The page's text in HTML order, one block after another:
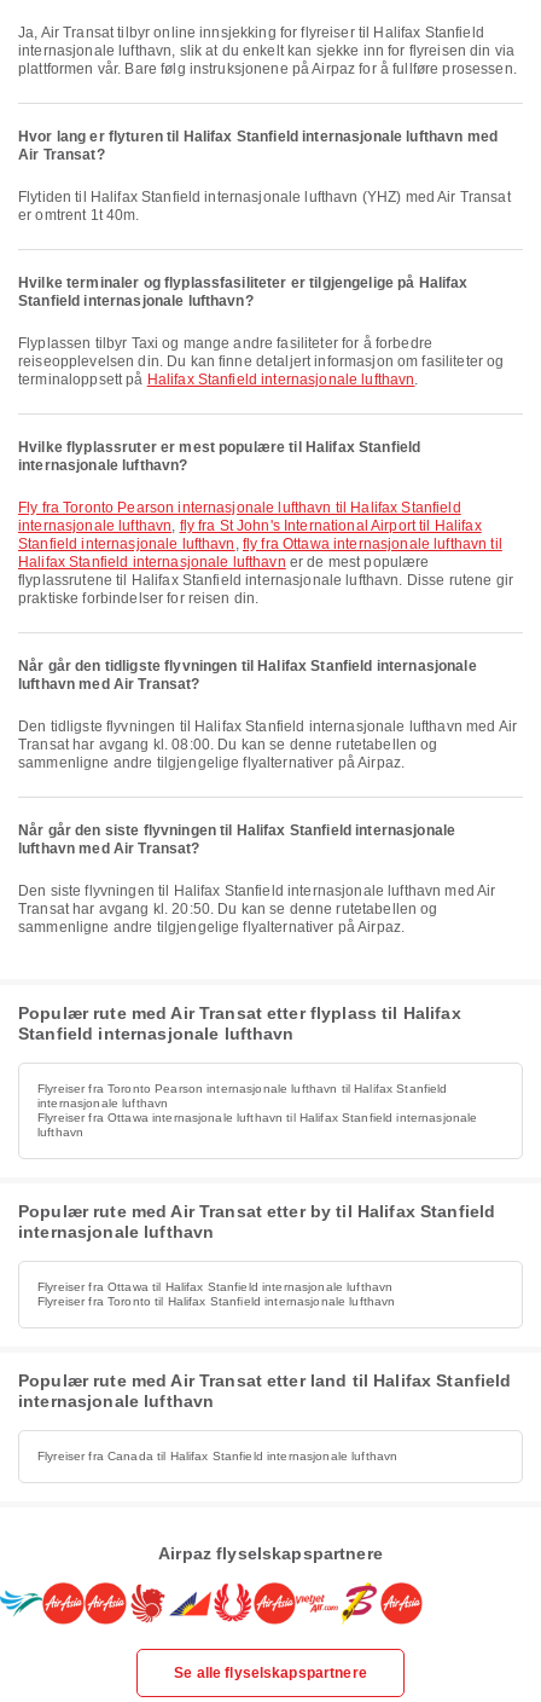
Ja, Air Transat tilbyr online innsjekking for flyreiser til Halifax Stanfield
internasjonale lufthavn, slik at du enkelt kan sjekke inn for flyreisen din via
plattformen vår. Bare følg instruksjonene på Airpaz for å fullføre prosessen.
Hvor lang er flyturen til Halifax Stanfield internasjonale lufthavn med
Air Transat?
Flytiden til Halifax Stanfield internasjonale lufthavn (YHZ) med Air Transat
er omtrent 1t 40m.
Hvilke terminaler og flyplassfasiliteter er tilgjengelige på Halifax
Stanfield internasjonale lufthavn?
Flyplassen tilbyr Taxi og mange andre fasiliteter for å forbedre
reiseopplevelsen din. Du kan finne detaljert informasjon om fasiliteter og
terminaloppsett på Halifax Stanfield internasjonale lufthavn.
Hvilke flyplassruter er mest populære til Halifax Stanfield
internasjonale lufthavn?
fly fra Toronto Pearson internasjonale lufthavn til Halifax Stanfield
internasjonale lufthavn, fly fra St John's International Airport til Halifax
Stanfield internasjonale lufthavn , fly fra Ottawa internasjonale lufthavn til
Halifax Stanfield internasjonale lufthavn er de mest populære
flyplassrutene til Halifax Stanfield internasjonale lufthavn. Disse rutene gir
praktiske forbindelser for reisen din.
Når går den tidligste flyvningen til Halifax Stanfield internasjonale
lufthavn med Air Transat?
Den tidligste flyvningen til Halifax Stanfield internasjonale lufthavn med Air
Transat har avgang kl. 08:00. Du kan se denne rutetabellen og
sammenligne andre tilgjengelige flyalternativer på Airpaz.
Når går den siste flyvningen til Halifax Stanfield internasjonale
lufthavn med Air Transat?
Den siste flyvningen til Halifax Stanfield internasjonale lufthavn med Air
Transat har avgang kl. 20:50. Du kan se denne rutetabellen og
sammenligne andre tilgjengelige flyalternativer på Airpaz.
Populær rute med Air Transat etter flyplass til Halifax
Stanfield internasjonale lufthavn
Flyreiser fra Toronto Pearson internasjonale lufthavn til Halifax Stanfield
internasjonale lufthavn
Flyreiser fra Ottawa internasjonale lufthavn til Halifax Stanfield internasjonale
lufthavn
Populær rute med Air Transat etter by til Halifax Stanfield
internasjonale lufthavn
Flyreiser fra Ottawa til Halifax Stanfield internasjonale lufthavn
Flyreiser fra Toronto til Halifax Stanfield internasjonale lufthavn
Populær rute med Air Transat etter land til Halifax Stanfield
internasjonale lufthavn
Flyreiser fra Canada til Halifax Stanfield internasjonale lufthavn
Airpaz flyselskapspartnere
Se alle flyselskapspartnere